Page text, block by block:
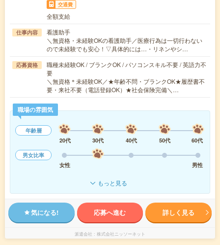
交通費
全額支給
仕事内容
看護助手
＼無資格・未経験OKの看護助手／医療行為は一切行わない
ので未経験でも安心！▽具体的には…・リネンやシ…
応募資格
職種未経験OK / ブランクOK / パソコンスキル不要 / 英語力不
要
＼無資格＊未経験OK／★年齢不問・ブランクOK★履歴書不
要・来社不要（電話登録OK）★社会保険完備＼…
職場の雰囲気
年齢層
20代
30代 40代 50代
60代
男女比率
女性
男性
もっと見る
気になる! 応募へ進む 詳しく見る
派遣会社 株式会社ニッソーネット